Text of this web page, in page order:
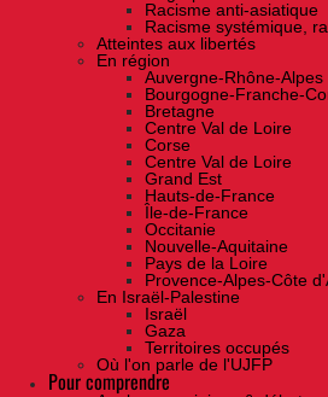
Racisme anti-asiatique
Racisme systémique,
Atteintes aux libertés
En région
Auvergne-Rhône-Alpes
Bourgogne-Franche-
Bretagne
Centre Val de Loire
Corse
Centre Val de Loire
Grand Est
Hauts-de-France
Île-de-France
Occitanie
Nouvelle-Aquitaine
Pays de la Loire
Provence-Alpes-Côte
En Israël-Palestine
Israël
Gaza
Territoires occupés
Où l'on parle de l'UJFP
Pour comprendre